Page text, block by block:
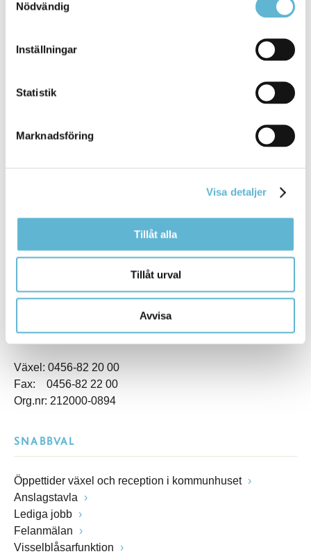
Nödvändig
Inställningar
Statistik
Marknadsföring
Visa detaljer
Tillåt alla
Tillåt urval
Avvisa
Besöksadress
Kommunhuset, Storgatan 48
Postadress
kommunstyrelsen@bromolla.se
www.bromolla.se
Växel: 0456-82 20 00
Fax: 0456-82 22 00
Org.nr: 212000-0894
SNABBVAL
Öppettider växel och reception i kommunhuset
Anslagstavla
Lediga jobb
Felanmälan
Visselblåsarfunktion